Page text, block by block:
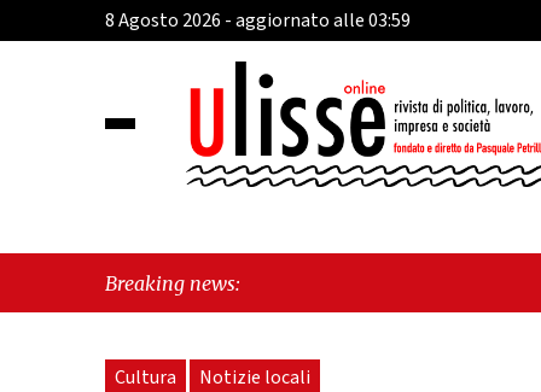
8 Agosto 2026 - aggiornato alle 03:59
Breaking news:
Cultura Notizie locali